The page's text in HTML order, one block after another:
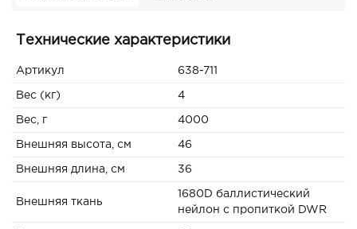
Технические характеристики
Артикул 638-711
Вес (кг) 4
Вес, г 4000
Внешняя высота, см 46
Внешняя длина, см 36
Внешняя ткань
1680D баллистический
нейлон с пропиткой DWR